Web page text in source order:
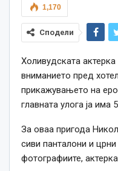
1,170
Сподели
Холивудската
вниманието пред
прикажувањето на
главната улога ја има
За оваа пригода
сиви панталони и
фотографиите,